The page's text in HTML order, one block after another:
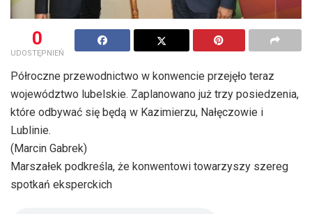
0
UDOSTĘPNIEŃ
Półroczne przewodnictwo w konwencie przejęło teraz
województwo lubelskie. Zaplanowano już trzy posiedzenia,
które odbywać się będą w Kazimierzu, Nałęczowie i
Lublinie.
(Marcin Gabrek)
Marszałek podkreśla, że konwentowi towarzyszy szereg
spotkań eksperckich